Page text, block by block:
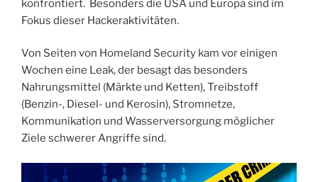
konfrontiert. Besonders die USA und Europa sind im
Fokus dieser Hackeraktivitäten.
Von Seiten von Homeland Security kam vor einigen
Wochen eine Leak, der besagt das besonders
Nahrungsmittel (Märkte und Ketten), Treibstoff
(Benzin-, Diesel- und Kerosin), Stromnetze,
Kommunikation und Wasserversorgung möglicher
Ziele schwerer Angriffe sind.